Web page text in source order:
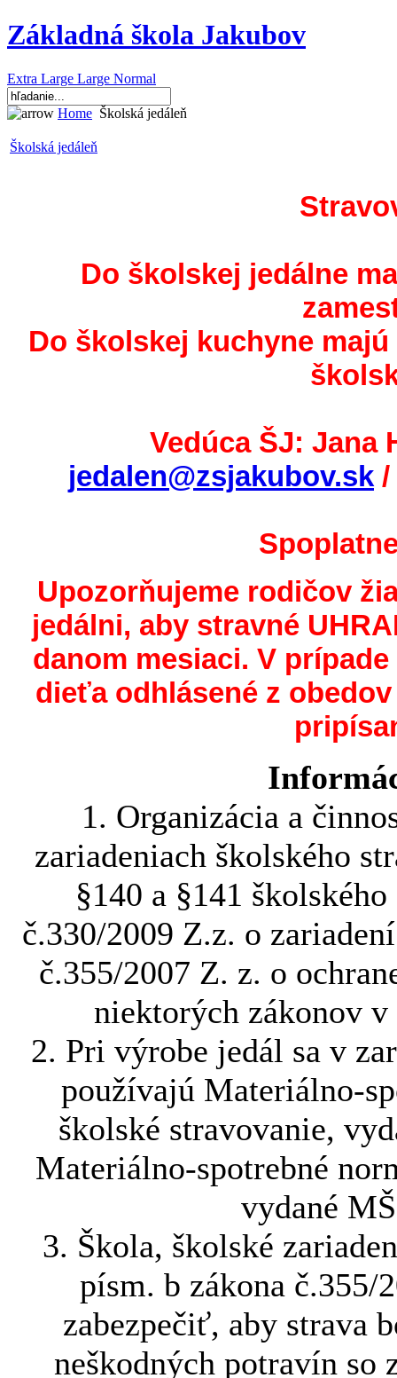
Základná škola Jakubov
Extra Large Large Normal
Home Školská jedáleň
Školská jedáleň
Do školskej jedálne
Do školskej kuchyne
Vedúca ŠJ: Jana
jedalen@zsjakubov.sk /
Upozorňujeme rodičov
jedálni, aby stravné
danom mesiaci. V
dieťa odhlásené z
1. Organizácia a
zariadeniach školského
§140 a §141
č.330/2009 Z.z. o
č.355/2007 Z. z. o
niektorých zákonov
2. Pri výrobe jedál sa v
používajú Materiálno-
školské stravovanie,
Materiálno-spotrebné
vydané
3. Škola, školské
písm. b zákona č.355/
zabezpečiť, aby strava
neškodných potravín so